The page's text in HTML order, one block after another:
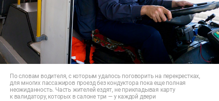
По словам водителя, с которым удалось поговорить на перекрестках,
для многих пассажиров проезд без кондуктора пока еще полная
неожиданность. Часть жителей ездят, не прикладывая карту
к валидатору, которых в салоне три — у каждой двери